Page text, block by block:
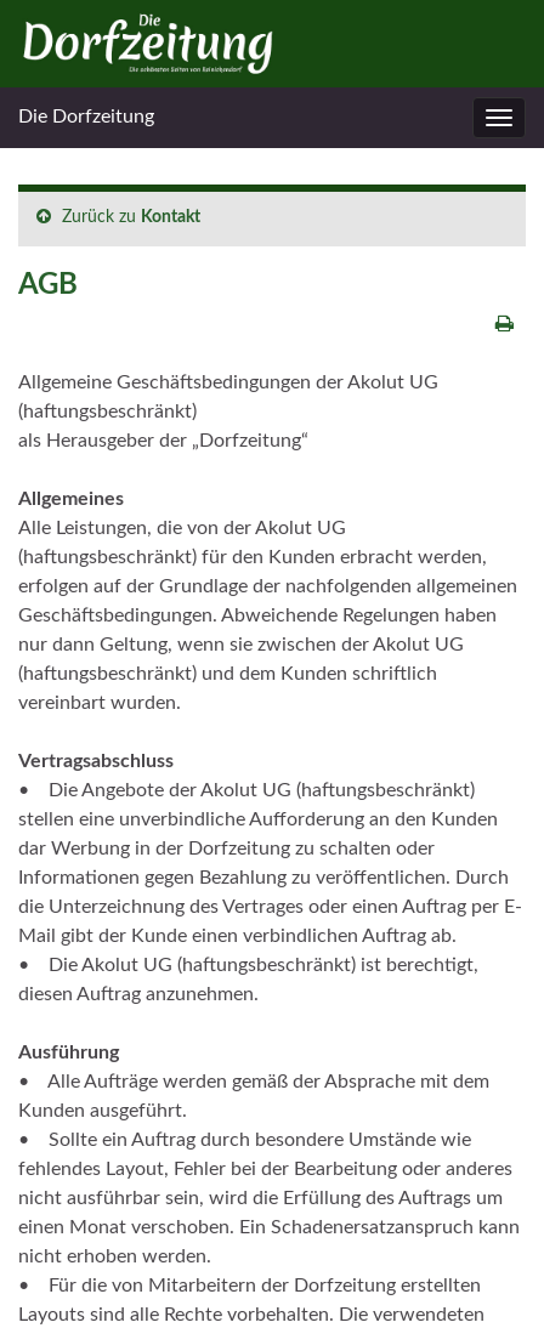
Die Dorfzeitung
Zurück zu Kontakt
AGB
Allgemeine Geschäftsbedingungen der Akolut UG
(haftungsbeschränkt)
als Herausgeber der „Dorfzeitung“
Allgemeines
Alle Leistungen, die von der Akolut UG
(haftungsbeschränkt) für den Kunden erbracht werden,
erfolgen auf der Grundlage der nachfolgenden allgemeinen
Geschäftsbedingungen. Abweichende Regelungen haben
nur dann Geltung, wenn sie zwischen der Akolut UG
(haftungsbeschränkt) und dem Kunden schriftlich
vereinbart wurden.
Vertragsabschluss
• Die Angebote der Akolut UG (haftungsbeschränkt)
stellen eine unverbindliche Aufforderung an den Kunden
dar Werbung in der Dorfzeitung zu schalten oder
Informationen gegen Bezahlung zu veröffentlichen. Durch
die Unterzeichnung des Vertrages oder einen Auftrag per E-
Mail gibt der Kunde einen verbindlichen Auftrag ab.
• Die Akolut UG (haftungsbeschränkt) ist berechtigt,
diesen Auftrag anzunehmen.
Ausführung
• Alle Aufträge werden gemäß der Absprache mit dem
Kunden ausgeführt.
• Sollte ein Auftrag durch besondere Umstände wie
fehlendes Layout, Fehler bei der Bearbeitung oder anderes
nicht ausführbar sein, wird die Erfüllung des Auftrags um
einen Monat verschoben. Ein Schadenersatzanspruch kann
nicht erhoben werden.
• Für die von Mitarbeitern der Dorfzeitung erstellten
Layouts sind alle Rechte vorbehalten. Die verwendeten